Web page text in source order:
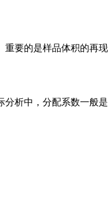
要的是样品体积的再
中，分配系数一般是